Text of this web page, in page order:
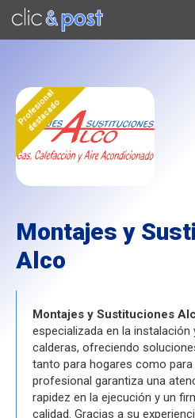
Saltar
contenido
Profesional
destacado
Montajes y
Alco
Montajes y Sustituciones
especializada en la
calderas, ofreciendo
tanto para hogares como
profesional garantiza una
rapidez en la ejecución y un
calidad. Gracias a su